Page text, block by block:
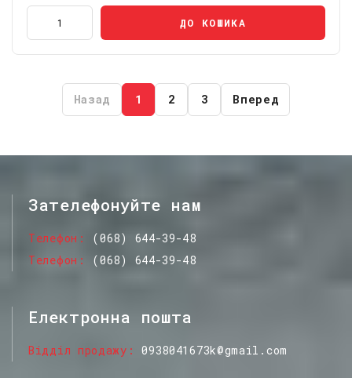
ДО КОШИКА
Назад 1 2 3 Вперед
Зателефонуйте нам
Телефон
(068) 644-39-48
Телефон
(068) 644-39-48
Електронна пошта
Відділ продажу 0938041673k@gmail.com